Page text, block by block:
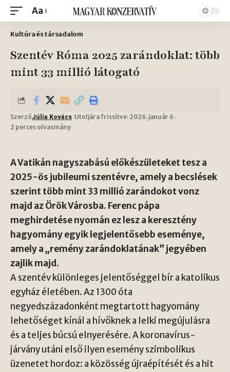
Aa
Kultúra és társadalom
Szentév Róma 2025 zarándoklat: több
mint 33 millió látogató
SzerzőJúlia Kovács Utoljára frissítve: 2026. január 6
2 perces olvasmány
A Vatikán nagyszabású előkészületeket tesz a
2025-ös jubileumi szentévre, amely a becslések
szerint több mint 33 millió zarándokot vonz
majd az Örök Városba. Ferenc pápa
meghirdetése nyomán ez lesz a keresztény
hagyomány egyik legjelentősebb eseménye,
amely a „remény zarándoklatának” jegyében
zajlik majd.
A szentév különleges jelentőséggel bír a katolikus
egyház életében. Az 1300 óta
negyedszázadonként megtartott hagyomány
lehetőséget kínál a hívőknek a lelki megújulásra
és a teljes búcsú elnyerésére. A koronavírus-
járvány utáni első ilyen esemény szimbolikus
üzenetet hordoz: a közösség újraépítését és a hit